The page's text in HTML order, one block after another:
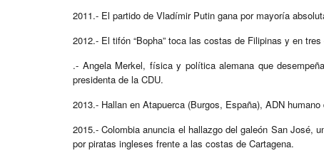
2011.- El partido de Vladímir Putin gana por mayoría
2012.- El tifón “Bopha” toca las costas de Filipinas y en
.- Angela Merkel, física y política alemana que
presidenta de la CDU.
2013.- Hallan en Atapuerca (Burgos, España), ADN
2015.- Colombia anuncia el hallazgo del galeón San José,
por piratas ingleses frente a las costas de Cartagena.